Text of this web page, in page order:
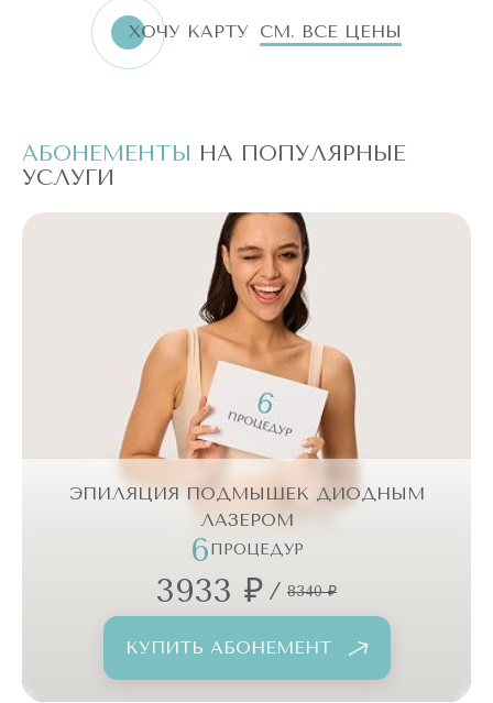
ХОЧУ КАРТУ СМ. ВСЕ ЦЕНЫ
АБОНЕМЕНТЫ НА ПОПУЛЯРНЫЕ
УСЛУГИ
ЭПИЛЯЦИЯ ПОДМЫШЕК ДИОДНЫМ
ЛАЗЕРОМ
6ПРОЦЕДУР
3933 ₽ / 8340 ₽
КУПИТЬ АБОНЕМЕНТ